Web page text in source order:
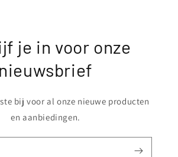
je in voor onze
nieuwsbrief
bij voor al onze nieuwe producten
en aanbiedingen.